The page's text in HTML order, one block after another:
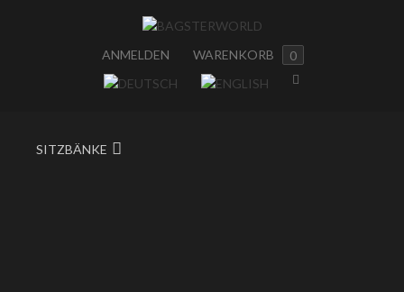
ANMELDEN WARENKORB 0
SITZBÄNKE